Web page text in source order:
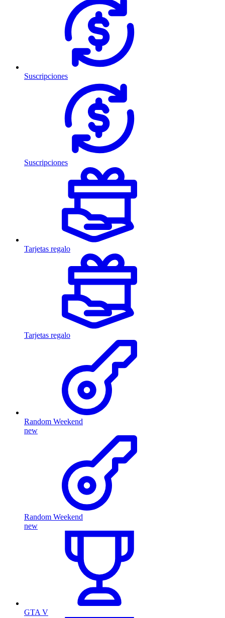
Suscripciones
Suscripciones
Tarjetas regalo
Tarjetas regalo
Random Weekend
new
Random Weekend
new
GTA V